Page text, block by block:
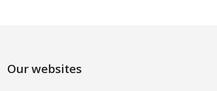
Our websites